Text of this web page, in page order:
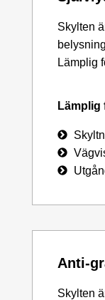
Skylten
Lämplig
Lämplig
Anti-
Skylten